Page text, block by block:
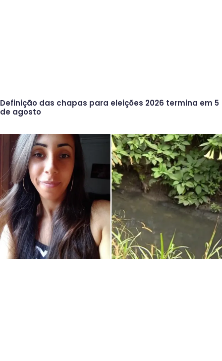
Definição das chapas para eleições 2026 termina em 5
de agosto